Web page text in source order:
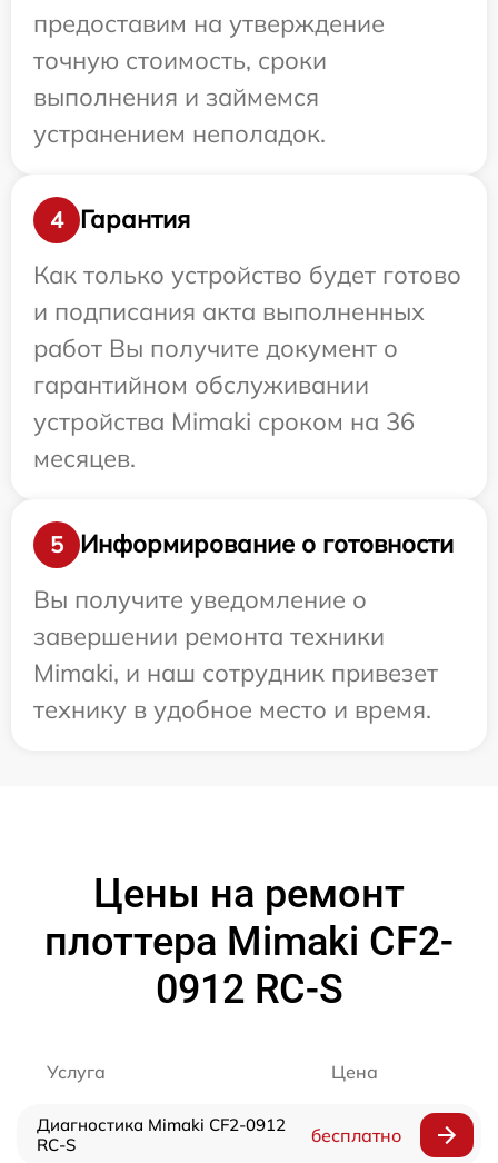
предоставим на утверждение
точную стоимость, сроки
выполнения и займемся
устранением неполадок.
4
Гарантия
Как только устройство будет готово
и подписания акта выполненных
работ Вы получите документ о
гарантийном обслуживании
устройства Mimaki сроком на 36
месяцев.
5
Информирование о готовности
Вы получите уведомление о
завершении ремонта техники
Mimaki, и наш сотрудник привезет
технику в удобное место и время.
Цены на ремонт
плоттера Mimaki CF2-
0912 RC-S
Услуга Цена
Диагностика Mimaki CF2-0912
RC-S
бесплатно